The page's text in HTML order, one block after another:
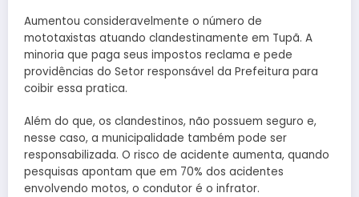
Aumentou consideravelmente o número de
mototaxistas atuando clandestinamente em Tupã. A
minoria que paga seus impostos reclama e pede
providências do Setor responsável da Prefeitura para
coibir essa pratica.
Além do que, os clandestinos, não possuem seguro e,
nesse caso, a municipalidade também pode ser
responsabilizada. O risco de acidente aumenta, quando
pesquisas apontam que em 70% dos acidentes
envolvendo motos, o condutor é o infrator.